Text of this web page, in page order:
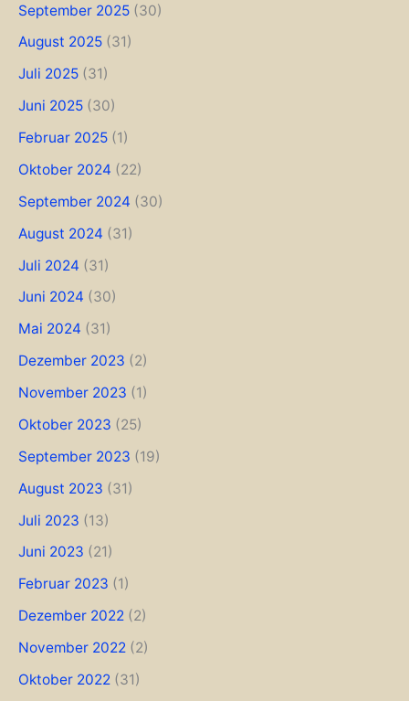
September 2025 (30)
August 2025 (31)
Juli 2025 (31)
Juni 2025 (30)
Februar 2025 (1)
Oktober 2024 (22)
September 2024 (30)
August 2024 (31)
Juli 2024 (31)
Juni 2024 (30)
Mai 2024 (31)
Dezember 2023 (2)
November 2023 (1)
Oktober 2023 (25)
September 2023 (19)
August 2023 (31)
Juli 2023 (13)
Juni 2023 (21)
Februar 2023 (1)
Dezember 2022 (2)
November 2022 (2)
Oktober 2022 (31)